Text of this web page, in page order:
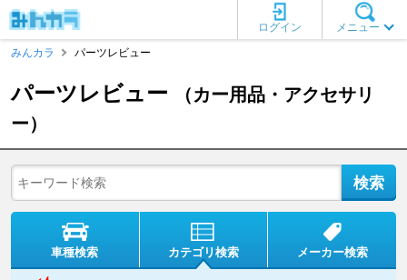
メニュー
ログイン
みんカラ
パーツレビュー
パーツレビュー
（カー用品・アクセサリ
ー）
車種検索 カテゴリ検索 メーカー検索